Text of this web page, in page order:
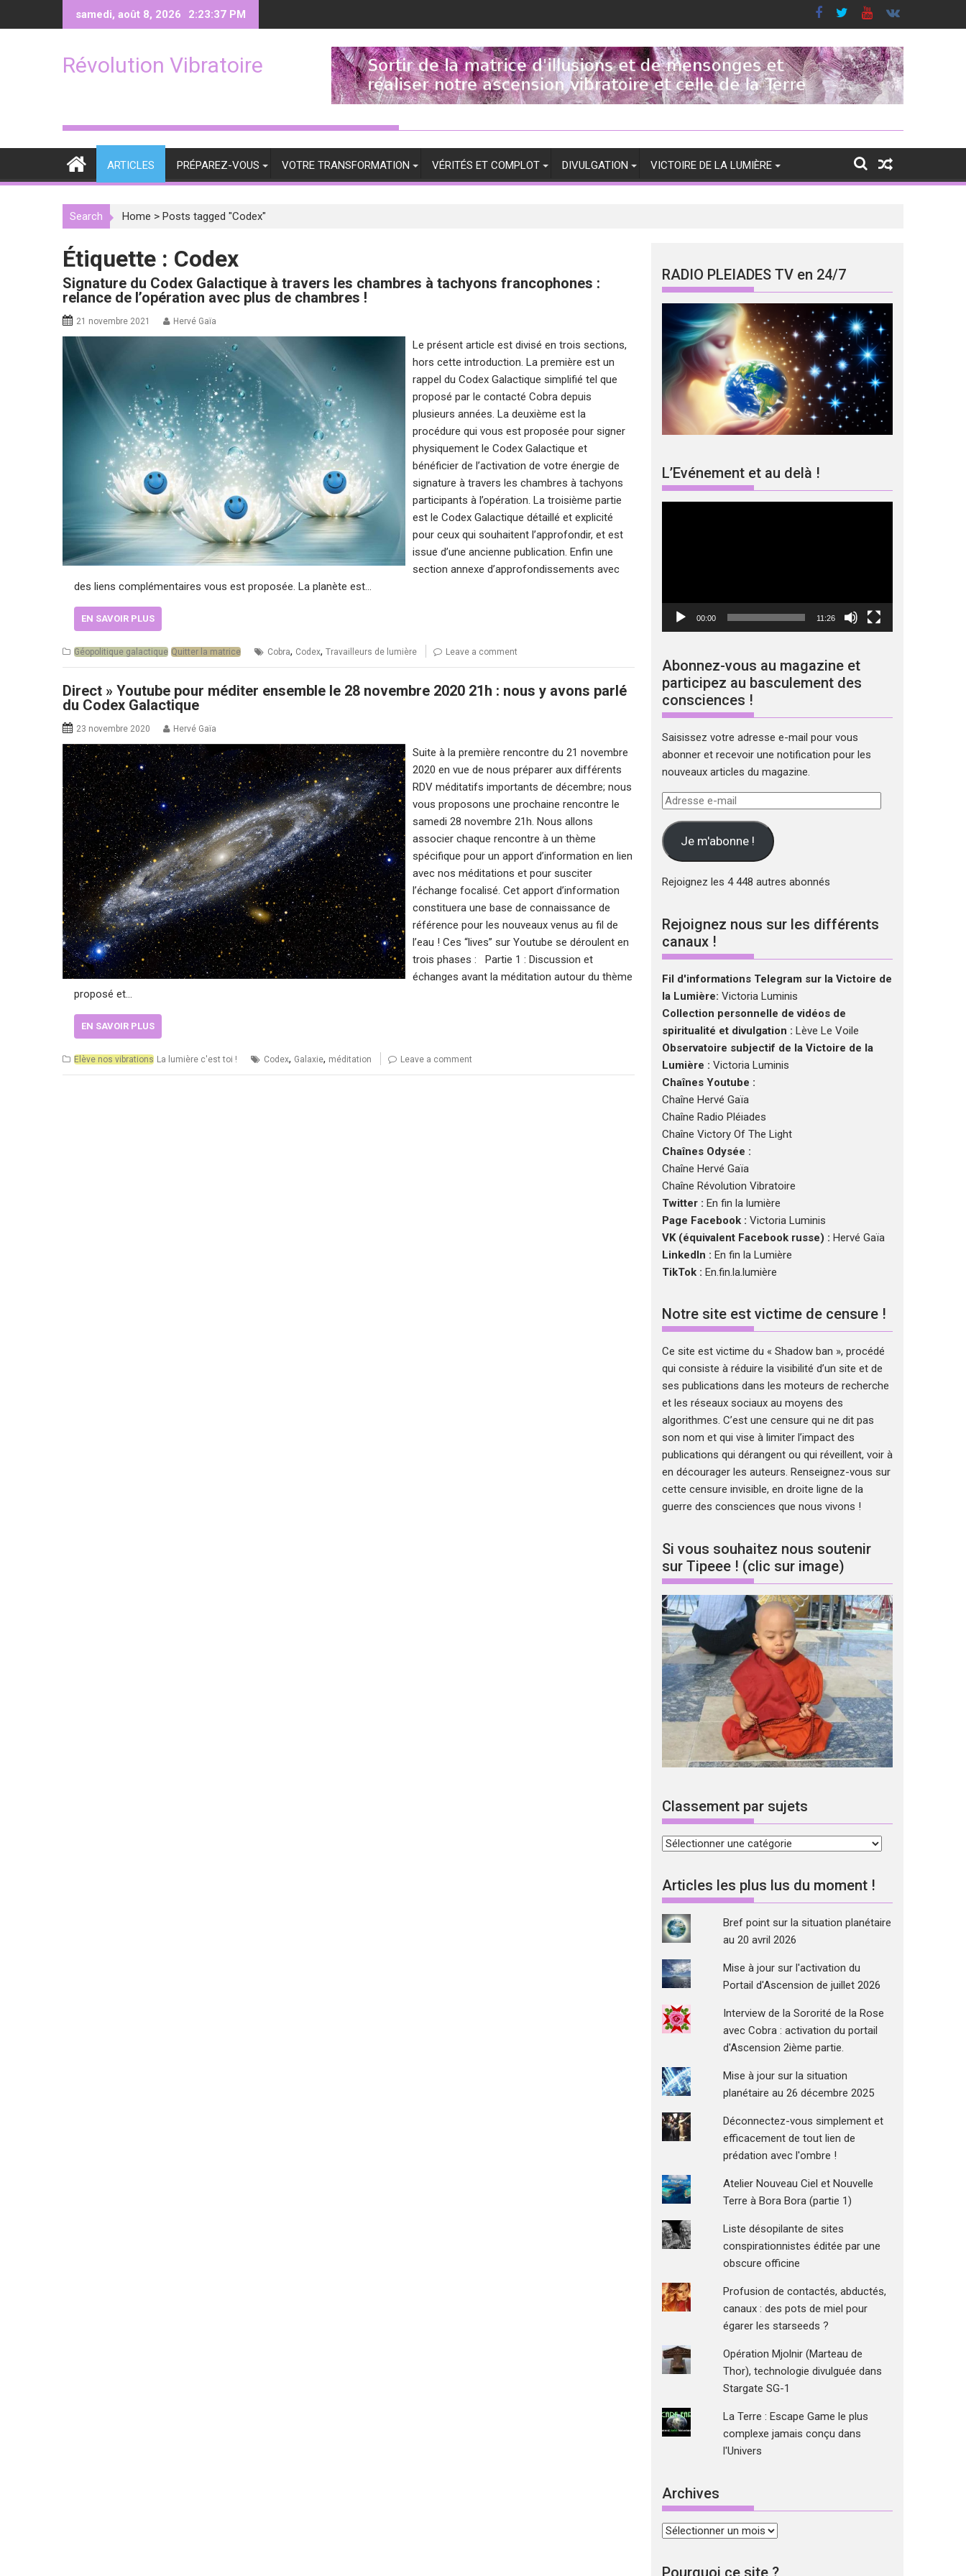
samedi, août 8, 2026 2:23:37 PM
Révolution Vibratoire
ARTICLES PRÉPAREZ-VOUS VOTRE TRANSFORMATION VÉRITÉS ET COMPLOT DIVULGATION VICTOIRE DE LA LUMIÈRE
Search Home > Posts tagged "Codex"
Étiquette : Codex
Signature du Codex Galactique à travers les chambres à tachyons francophones :
relance de l’opération avec plus de chambres !
21 novembre 2021 Hervé Gaïa
Le présent article est divisé en trois sections,
hors cette introduction. La première est un
rappel du Codex Galactique simplifié tel que
proposé par le contacté Cobra depuis
plusieurs années. La deuxième est la
procédure qui vous est proposée pour signer
physiquement le Codex Galactique et
bénéficier de l’activation de votre énergie de
signature à travers les chambres à tachyons
participants à l’opération. La troisième partie
est le Codex Galactique détaillé et explicité
pour ceux qui souhaitent l’approfondir, et est
issue d’une ancienne publication. Enfin une
section annexe d’approfondissements avec
des liens complémentaires vous est proposée. La planète est…
EN SAVOIR PLUS
Géopolitique galactique Quitter la matrice Cobra, Codex, Travailleurs de lumière Leave a comment
Direct » Youtube pour méditer ensemble le 28 novembre 2020 21h : nous y avons parlé
du Codex Galactique
23 novembre 2020 Hervé Gaïa
Suite à la première rencontre du 21 novembre
2020 en vue de nous préparer aux différents
RDV méditatifs importants de décembre; nous
vous proposons une prochaine rencontre le
samedi 28 novembre 21h. Nous allons
associer chaque rencontre à un thème
spécifique pour un apport d’information en lien
avec nos méditations et pour susciter
l’échange focalisé. Cet apport d’information
constituera une base de connaissance de
référence pour les nouveaux venus au fil de
l’eau ! Ces “lives” sur Youtube se déroulent en
trois phases : Partie 1 : Discussion et
échanges avant la méditation autour du thème
proposé et…
EN SAVOIR PLUS
Elève nos vibrations La lumière c'est toi ! Codex, Galaxie, méditation Leave a comment
RADIO PLEIADES TV en 24/7
L’Evénement et au delà !
00:00 11:26
Abonnez-vous au magazine et
participez au basculement des
consciences !
Saisissez votre adresse e-mail pour vous
abonner et recevoir une notification pour les
nouveaux articles du magazine.
Adresse
mail Je m'abonne !
Rejoignez les 4 448 autres abonnés
Rejoignez nous sur les différents
canaux !
Fil d'informations Telegram sur la Victoire de
la Lumière: Victoria Luminis
Collection personnelle de vidéos de
spiritualité et divulgation : Lève Le Voile
Observatoire subjectif de la Victoire de la
Lumière : Victoria Luminis
Chaînes Youtube :
Chaîne Hervé Gaïa
Chaîne Radio Pléiades
Chaîne Victory Of The Light
Chaînes Odysée :
Chaîne Hervé Gaïa
Chaîne Révolution Vibratoire
Twitter : En fin la lumière
Page Facebook : Victoria Luminis
VK (équivalent Facebook russe) : Hervé Gaïa
LinkedIn : En fin la Lumière
TikTok : En.fin.la.lumière
Notre site est victime de censure !
Ce site est victime du « Shadow ban », procédé
qui consiste à réduire la visibilité d’un site et de
ses publications dans les moteurs de recherche
et les réseaux sociaux au moyens des
algorithmes. C’est une censure qui ne dit pas
son nom et qui vise à limiter l’impact des
publications qui dérangent ou qui réveillent, voir à
en décourager les auteurs. Renseignez-vous sur
cette censure invisible, en droite ligne de la
guerre des consciences que nous vivons !
Si vous souhaitez nous soutenir
sur Tipeee ! (clic sur image)
Classement par sujets
Classement
sujets
Articles les plus lus du moment !
Bref point sur la situation planétaire
au 20 avril 2026
Mise à jour sur l'activation du
Portail d'Ascension de juillet 2026
Interview de la Sororité de la Rose
avec Cobra : activation du portail
d'Ascension 2ième partie.
Mise à jour sur la situation
planétaire au 26 décembre 2025
Déconnectez-vous simplement et
efficacement de tout lien de
prédation avec l'ombre !
Atelier Nouveau Ciel et Nouvelle
Terre à Bora Bora (partie 1)
Liste désopilante de sites
conspirationnistes éditée par une
obscure officine
Profusion de contactés, abductés,
canaux : des pots de miel pour
égarer les starseeds ?
Opération Mjolnir (Marteau de
Thor), technologie divulguée dans
Stargate SG-1
La Terre : Escape Game le plus
complexe jamais conçu dans
l'Univers
Archives
Archives
Pourquoi ce site ?